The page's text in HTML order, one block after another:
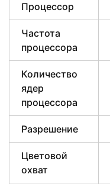
Процессор
Частота
процессора
Количество
ядер
процессора
Разрешение
Цветовой
охват